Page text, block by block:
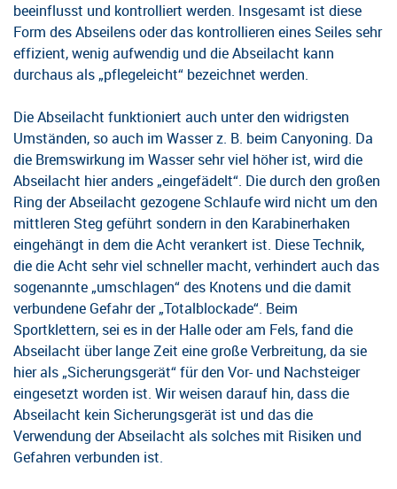
beeinflusst und kontrolliert werden. Insgesamt ist diese
Form des Abseilens oder das kontrollieren eines Seiles sehr
effizient, wenig aufwendig und die Abseilacht kann
durchaus als „pflegeleicht“ bezeichnet werden.
Die Abseilacht funktioniert auch unter den widrigsten
Umständen, so auch im Wasser z. B. beim Canyoning. Da
die Bremswirkung im Wasser sehr viel höher ist, wird die
Abseilacht hier anders „eingefädelt“. Die durch den großen
Ring der Abseilacht gezogene Schlaufe wird nicht um den
mittleren Steg geführt sondern in den Karabinerhaken
eingehängt in dem die Acht verankert ist. Diese Technik,
die die Acht sehr viel schneller macht, verhindert auch das
sogenannte „umschlagen“ des Knotens und die damit
verbundene Gefahr der „Totalblockade“. Beim
Sportklettern, sei es in der Halle oder am Fels, fand die
Abseilacht über lange Zeit eine große Verbreitung, da sie
hier als „Sicherungsgerät“ für den Vor- und Nachsteiger
eingesetzt worden ist. Wir weisen darauf hin, dass die
Abseilacht kein Sicherungsgerät ist und das die
Verwendung der Abseilacht als solches mit Risiken und
Gefahren verbunden ist.